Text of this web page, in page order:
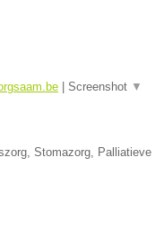
Screenshot ▼
Stomazorg, Palliatieve